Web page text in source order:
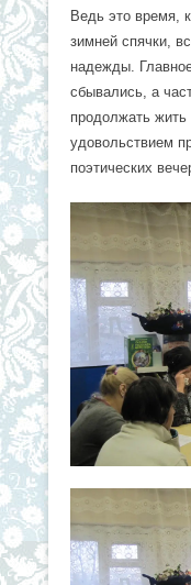
Ведь это время,
зимней спячки,
надежды.
сбывались, а
продолжать
удовольствием
поэтических